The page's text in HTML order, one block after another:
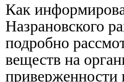
Как
Назрановского
подробно
веществ на